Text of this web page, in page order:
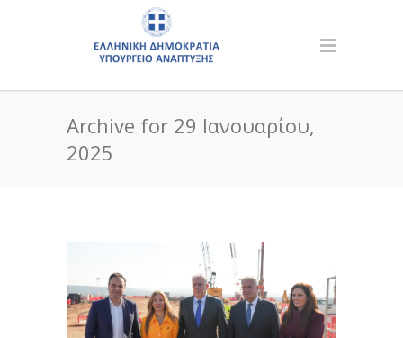
Archive for 29 Ιανουαρίου,
2025